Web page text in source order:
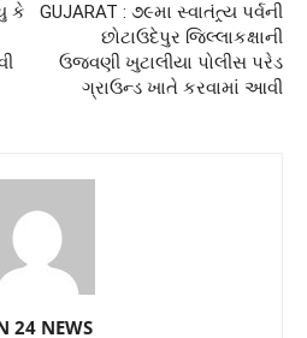
કે
GUJARAT : ૭૯મા સ્વાતંત્ર્ય પર્વની
છોટાઉદેપુર જિલ્લાકક્ષાની
ઉજવણી ખુટાલીયા પોલીસ પરેડ
ગ્રાઉન્ડ ખાતે કરવામાં આવી
24 NEWS